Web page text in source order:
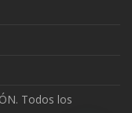
Todos los